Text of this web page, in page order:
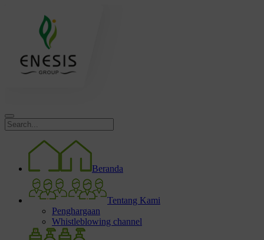
Beranda
Tentang Kami
Penghargaan
Whistleblowing channel